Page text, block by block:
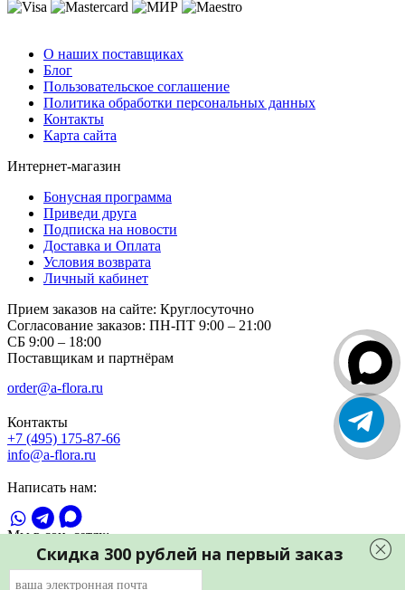
Скидка 300 рублей на первый заказ
О наших поставщиках
Блог
Пользовательское соглашение
Политика обработки персональных данных
Контакты
Карта сайта
Интернет-магазин
Бонусная программа
Приведи друга
Подписка на новости
Доставка и Оплата
Условия возврата
Личный кабинет
Прием заказов на сайте: Круглосуточно
Согласование заказов: ПН-ПТ 9:00 – 21:00
СБ 9:00 – 18:00
Поставщикам и партнёрам
order@a-flora.ru
Контакты
+7 (495) 175-87-66
info@a-flora.ru
Написать нам:
Мы в соц. сетях: